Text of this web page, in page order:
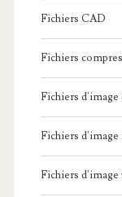
Fichiers CAD
Fichiers
Fichiers d'image
Fichiers d'image
Fichiers d'image